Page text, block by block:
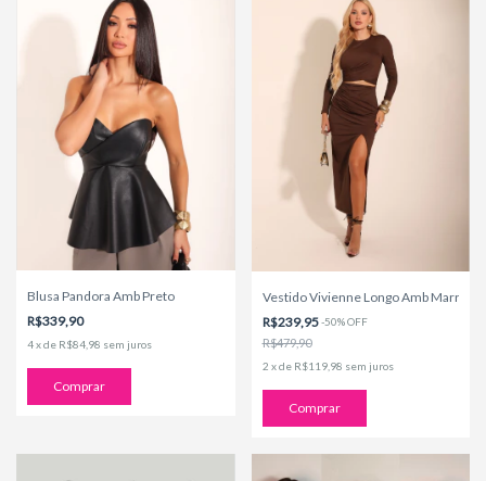
Blusa Pandora Amb Preto
R$339,90
4xde R$84,98 sem juros
Comprar
Vestido Vivienne Longo Amb Marrom
R$239,95-50%OFF
R$479,90
2 xde R$119,98 sem juros
Comprar